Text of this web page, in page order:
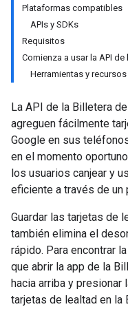
Plataformas compatibles
APIs y SDKs
Requisitos
Comienza a usar la API
Herramientas y recursos
La API de la Billetera
agreguen fácilmente
Google en sus
en el momento
los usuarios canjear y
eficiente a través de un
Guardar las tarjetas de
también elimina el
rápido. Para encontrar
que abrir la app de la
hacia arriba y presionar
tarjetas de lealtad en la